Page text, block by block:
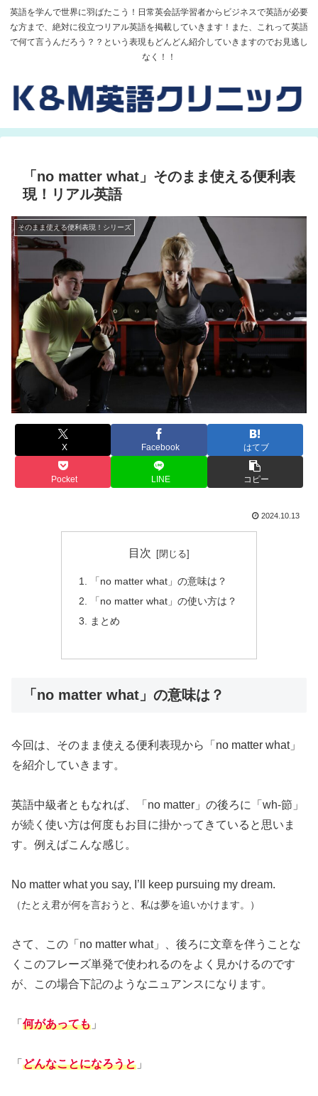
英語を学んで世界に羽ばたこう！日常英会話学習者からビジネスで英語が必要
な方まで、絶対に役立つリアル英語を掲載していきます！また、これって英語
で何て言うんだろう？？という表現もどんどん紹介していきますのでお見逃し
なく！！
「no matter what」そのまま使える便利表
現！リアル英語
そのまま使える便利表現！シリーズ
X Facebook はてブ
Pocket LINE コピー
2024.10.13
目次
「no matter what」の意味は？
「no matter what」の使い方は？
まとめ
「no matter what」の意味は？
今回は、そのまま使える便利表現から「no matter what」
を紹介していきます。
英語中級者ともなれば、「no matter」の後ろに「wh-節」
が続く使い方は何度もお目に掛かってきていると思いま
す。例えばこんな感じ。
No matter what you say, I’ll keep pursuing my dream.
（たとえ君が何を言おうと、私は夢を追いかけます。）
さて、この「no matter what」、後ろに文章を伴うことな
くこのフレーズ単発で使われるのをよく見かけるのです
が、この場合下記のようなニュアンスになります。
「 何があっても 」
「 どんなことになろうと 」